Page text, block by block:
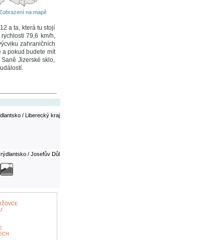
na mapě
a ta, která tu stojí
79,6 km/h,
zahraničních
a pokud budete mít
Jizerské sklo,
/ Liberecký kraj
/ Josefův Důl